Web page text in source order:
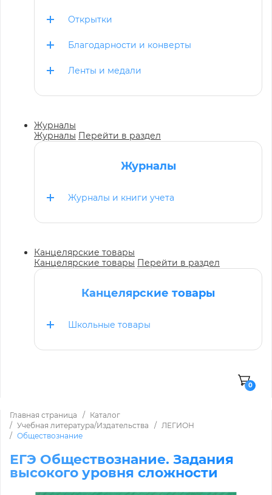
Открытки
Благодарности и конверты
Ленты и медали
Журналы
Журналы Перейти в раздел
Журналы
Журналы и книги учета
Канцелярские товары
Канцелярские товары Перейти в раздел
Канцелярские товары
Школьные товары
0
Главная страница
Каталог
Учебная литература/Издательства
ЛЕГИОН
Обществознание
ЕГЭ Обществознание. Задания
высокого уровня сложности